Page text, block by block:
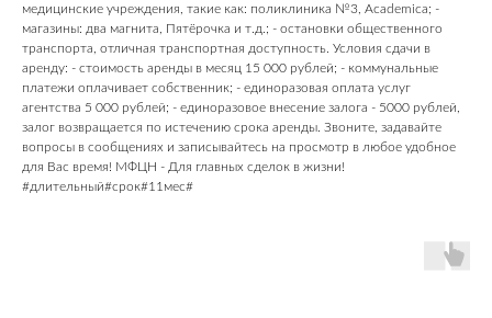
медицинские учреждения, такие как: поликлиника №3, Academica; -
магазины: два магнита, Пятёрочка и т.д.; - остановки общественного
транспорта, отличная транспортная доступность. Условия сдачи в
аренду: - стоимость аренды в месяц 15 000 рублей; - коммунальные
платежи оплачивает собственник; - единоразовая оплата услуг
агентства 5 000 рублей; - единоразовое внесение залога - 5000 рублей,
залог возвращается по истечению срока аренды. Звоните, задавайте
вопросы в сообщениях и записывайтесь на просмотр в любое удобное
для Вас время! МФЦН - Для главных сделок в жизни!
#длительный#срок#11мес#